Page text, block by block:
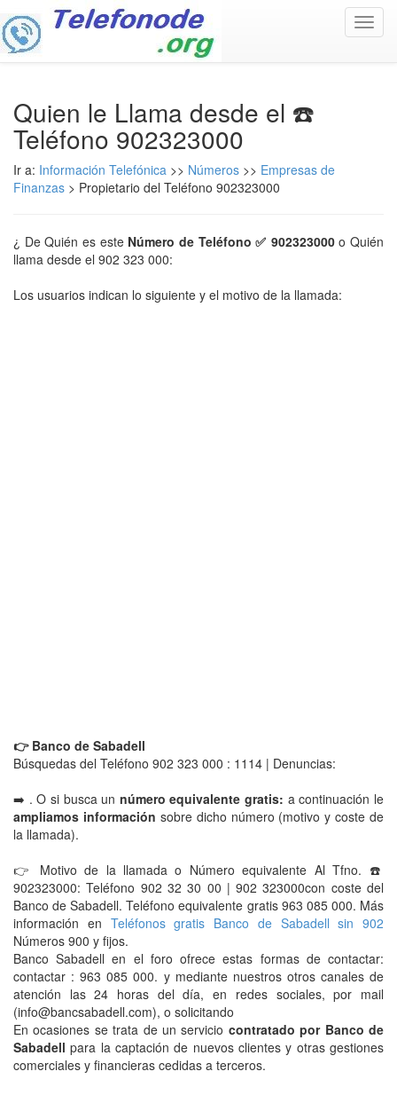
Quien le Llama desde el ☎️
Teléfono 902323000
Ir a: Información Telefónica >> Números >> Empresas de
Finanzas > Propietario del Teléfono 902323000
¿ De Quién es este Número de Teléfono ✅ 902323000o Quién
llama desde el 902 323 000:
Los usuarios indican lo siguiente y el motivo de la llamada:
👉 Banco de Sabadell
Búsquedas del Teléfono 902 323 000 : 1114 | Denuncias:
➡️ . O si busca un número equivalente gratis: a continuación le
ampliamos información sobre dicho número (motivo y coste de
la llamada).
👉 Motivo de la llamada o Número equivalente Al Tfno. ☎️
902323000: Teléfono 902 32 30 00 | 902 323000con coste del
Banco de Sabadell. Teléfono equivalente gratis 963 085 000. Más
información en Teléfonos gratis Banco de Sabadell sin 902
Números 900 y fijos.
Banco Sabadell en el foro ofrece estas formas de contactar:
contactar : 963 085 000. y mediante nuestros otros canales de
atención las 24 horas del día, en redes sociales, por mail
(info@bancsabadell.com), o solicitando
En ocasiones se trata de un servicio contratado por Banco de
Sabadellpara la captación de nuevos clientes y otras gestiones
comerciales y financieras cedidas a terceros.